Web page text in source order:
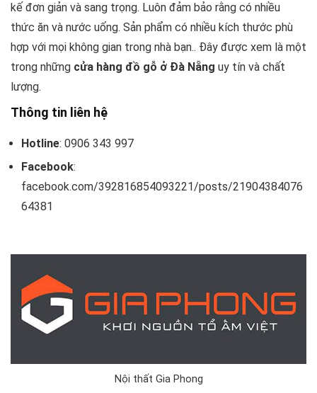
kế đơn giản và sang trọng. Luôn đảm bảo rằng có nhiều
thức ăn và nước uống. Sản phẩm có nhiều kích thước phù
hợp với mọi không gian trong nhà bạn.. Đây được xem là một
trong những cửa hàng đồ gỗ ở Đà Nẵng uy tín và chất
lượng.
Thông tin liên hệ
Hotline: 0906 343 997
Facebook:
facebook.com/392816854093221/posts/21904384076
64381
Nội thất Gia Phong